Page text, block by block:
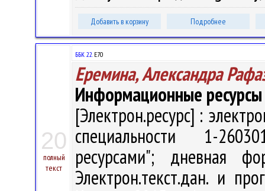
Добавить в корзину Подробнее
20
полный
текст
ББК 22.Е70
Еремина, Александра
Информационные
[Электрон.ресурс] :
специальности 1-
ресурсами"; дневная
Электрон.текст.дан. и